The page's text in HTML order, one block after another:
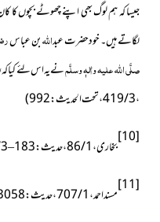
جیسا کہ ہم لوگ بھی اپنے چھوٹے بچوں کا
لگاتے ہیں۔ خود حضرت عبداللہبن عباس
صلَّی اللہ علیہ واٰلہٖ وسلَّمنے یہ اس لئے
، 3 / 419 ، تحت الحدیث : 992 )
[10]
بخاری ، 1 / 86 ، حدیث : 183 –
[11]
مسند احمد ، 1 / 707 ، حدیث : 3058